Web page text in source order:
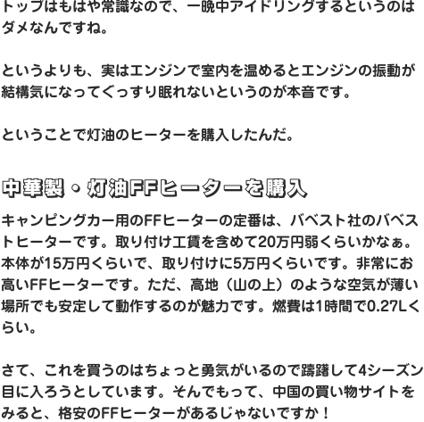
トップはもはや常識なので、一晩中アイドリングするというのは
ダメなんですね。
というよりも、実はエンジンで室内を温めるとエンジンの振動が
結構気になってぐっすり眠れないというのが本音です。
ということで灯油のヒーターを購入したんだ。
中華製・灯油FFヒーターを購入
キャンピングカー用のFFヒーターの定番は、バベスト社のバベス
トヒーターです。取り付け工賃を含めて20万円弱くらいかなぁ。
本体が15万円くらいで、取り付けに5万円くらいです。非常にお
高いFFヒーターです。ただ、高地（山の上）のような空気が薄い
場所でも安定して動作するのが魅力です。燃費は1時間で0.27Lく
らい。
さて、これを買うのはちょっと勇気がいるので躊躇して4シーズン
目に入ろうとしています。そんでもって、中国の買い物サイトを
みると、格安のFFヒーターがあるじゃないですか！